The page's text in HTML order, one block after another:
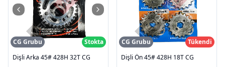
CG Grubu
Stokta
Dişli Arka 45# 428H 32T CG
CG Grubu
Tükendi
Dişli Ön 45# 428H 18T CG